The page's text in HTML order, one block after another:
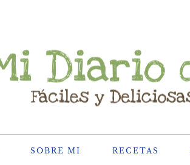
SOBRE MI RECETAS